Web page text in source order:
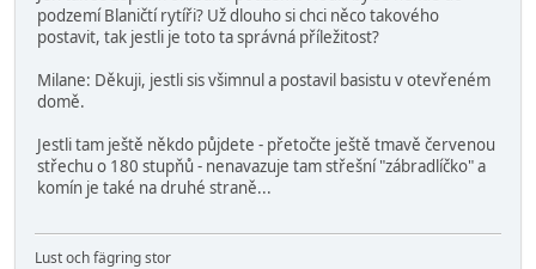
podzemí Blaničtí rytíři? Už dlouho si chci něco takového
postavit, tak jestli je toto ta správná příležitost?
Milane: Děkuji, jestli sis všimnul a postavil basistu v otevřeném
domě.
Jestli tam ještě někdo půjdete - přetočte ještě tmavě červenou
střechu o 180 stupňů - nenavazuje tam střešní "zábradlíčko" a
komín je také na druhé straně...
Lust och fägring stor